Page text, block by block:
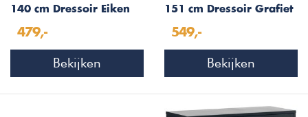
140 cm Dressoir Eiken
479,-
Bekijken
151 cm Dressoir Grafiet
549,-
Bekijken